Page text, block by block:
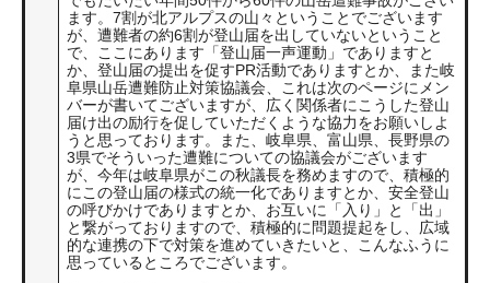
ます。7割が北アルプスの山々ということでございます
が、遭難者の約6割が登山届を出していないということ
で、ここにあります「登山届一声運動」でありますと
か、登山届の提出を促すPR活動でありますとか、また岐
阜県山岳遭難防止対策協議会、これは次のページにメン
バーが書いてございますが、広く関係者にこうした登山
届け出の励行を促していただくような協力をお願いしよ
うと思っております。また、岐阜県、富山県、長野県の
3県でそういった遭難についての協議会がございます
が、今年は岐阜県がこの秋議長を務めますので、積極的
にこの登山届の様式の統一化でありますとか、安全登山
の呼びかけでありますとか、お互いに「入り」と「出」
と繋がっておりますので、積極的に問題提起をし、広域
的な連携の下で対策を進めていきたいと、こんなふうに
思っているところでございます。